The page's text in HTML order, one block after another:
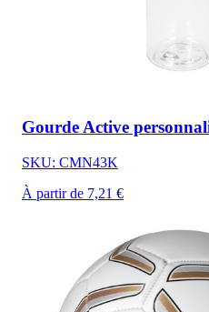
Gourde Active
SKU: CMN43K
À partir de 7,21 €